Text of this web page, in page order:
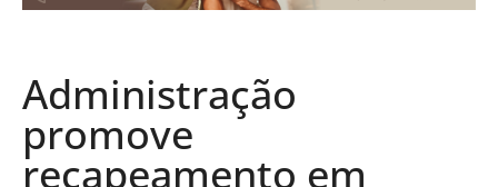
Administração
promove
recapeamento em